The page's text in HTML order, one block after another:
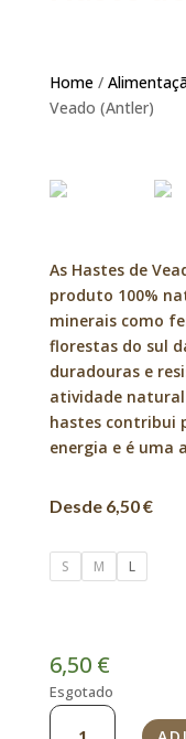
Home/
Veado (Antler)
As Hastes de
produto 100%
minerais como
florestas do sul
duradouras e
atividade natural
hastes contribui
energia e é uma
Desde 6,50 €
S M L
6,50 €
Esgotado
Quantidade